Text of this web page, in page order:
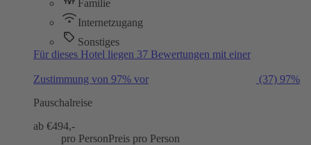
Familie
Internetzugang
Sonstiges
Für dieses Hotel liegen 37 Bewertungen mit einer
Zustimmung von 97% vor (37) 97%
Pauschalreise
ab €494,-
pro PersonPreis pro Person